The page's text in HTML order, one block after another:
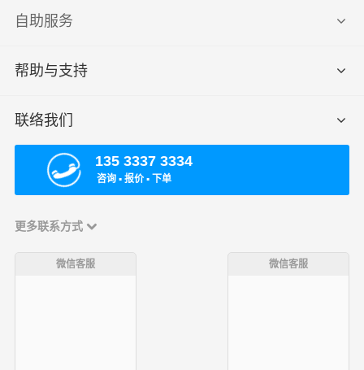
自助服务
帮助与支持
联络我们
135 3337 3334
咨询 ▪ 报价 ▪ 下单
更多联系方式
微信客服 微信客服